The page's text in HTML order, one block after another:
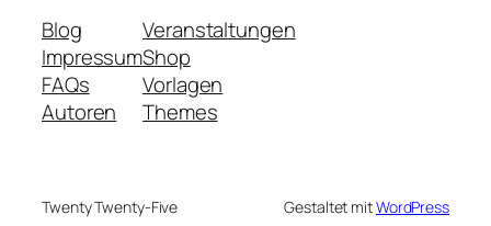
Blog
Impressum
FAQs
Autoren
Veranstaltungen
Shop
Vorlagen
Themes
Twenty Twenty-Five Gestaltet mitWordPress